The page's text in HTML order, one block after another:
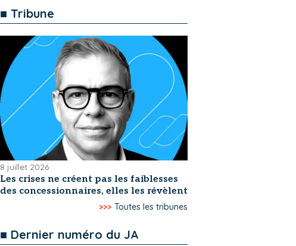
■ Tribune
8 juillet 2026
Les crises ne créent pas les faiblesses
des concessionnaires, elles les révèlent
>>> Toutes les tribunes
■ Dernier numéro du JA